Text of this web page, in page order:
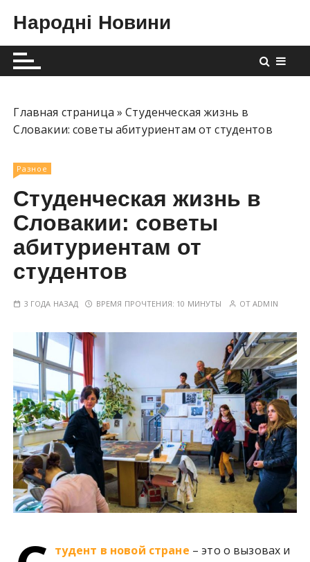
р
й
Народні Новини
Главная страница »Студенческая жизнь в
Словакии: советы абитуриентам от студентов
Разное
Студенческая жизнь в
Словакии: советы
абитуриентам от
студентов
3 ГОДА НАЗАД ВРЕМЯ ПРОЧТЕНИЯ: 10 МИНУТЫ ОТADMIN
тудент в новой стране – это о вызовах и